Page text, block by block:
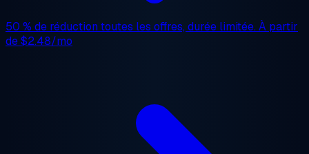
50 % de réduction toutes les offres, durée limitée. À partir
de$2.48/mo